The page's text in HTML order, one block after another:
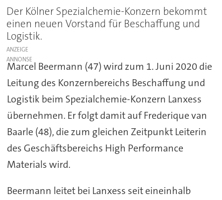
Der Kölner Spezialchemie-Konzern bekommt
einen neuen Vorstand für Beschaffung und
Logistik.
ANZEIGE
Marcel Beermann (47) wird zum 1. Juni 2020 die
Leitung des Konzernbereichs Beschaffung und
Logistik beim Spezialchemie-Konzern Lanxess
übernehmen. Er folgt damit auf Frederique van
Baarle (48), die zum gleichen Zeitpunkt Leiterin
des Geschäftsbereichs High Performance
Materials wird.
Beermann leitet bei Lanxess seit eineinhalb